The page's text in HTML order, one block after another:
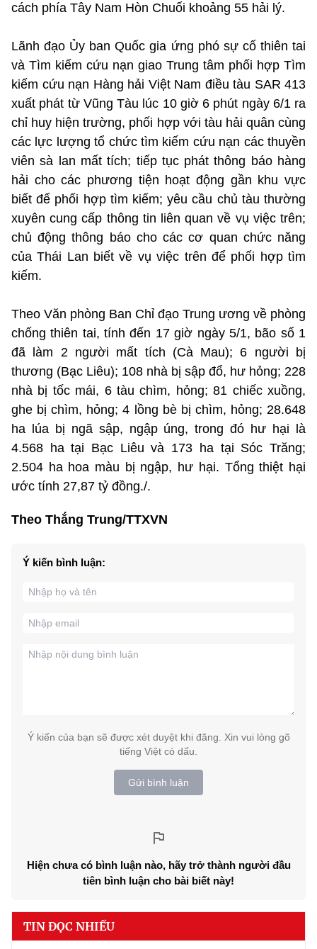
cách phía Tây Nam Hòn Chuối khoảng 55 hải lý.
Lãnh đạo Ủy ban Quốc gia ứng phó sự cố thiên tai
và Tìm kiếm cứu nạn giao Trung tâm phối hợp Tìm
kiếm cứu nạn Hàng hải Việt Nam điều tàu SAR 413
xuất phát từ Vũng Tàu lúc 10 giờ 6 phút ngày 6/1 ra
chỉ huy hiện trường, phối hợp với tàu hải quân cùng
các lực lượng tổ chức tìm kiếm cứu nạn các thuyền
viên sà lan mất tích; tiếp tục phát thông báo hàng
hải cho các phương tiện hoạt động gần khu vực
biết để phối hợp tìm kiếm; yêu cầu chủ tàu thường
xuyên cung cấp thông tin liên quan về vụ việc trên;
chủ động thông báo cho các cơ quan chức năng
của Thái Lan biết về vụ việc trên để phối hợp tìm
kiếm.
Theo Văn phòng Ban Chỉ đạo Trung ương về phòng
chống thiên tai, tính đến 17 giờ ngày 5/1, bão số 1
đã làm 2 người mất tích (Cà Mau); 6 người bị
thương (Bạc Liêu); 108 nhà bị sập đổ, hư hỏng; 228
nhà bị tốc mái, 6 tàu chìm, hỏng; 81 chiếc xuồng,
ghe bị chìm, hỏng; 4 lồng bè bị chìm, hỏng; 28.648
ha lúa bị ngã sập, ngập úng, trong đó hư hại là
4.568 ha tại Bạc Liêu và 173 ha tại Sóc Trăng;
2.504 ha hoa màu bị ngập, hư hại. Tổng thiệt hại
ước tính 27,87 tỷ đồng./.
Theo Thắng Trung/TTXVN
Ý kiến bình luận:
Ý kiến của bạn sẽ được xét duyệt khi đăng. Xin vui lòng gõ
tiếng Việt có dấu.
Gửi bình luận
Hiện chưa có bình luận nào, hãy trở thành người đầu
tiên bình luận cho bài biết này!
TIN ĐỌC NHIỀU